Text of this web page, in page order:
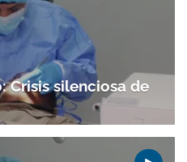
Crisis silenciosa de